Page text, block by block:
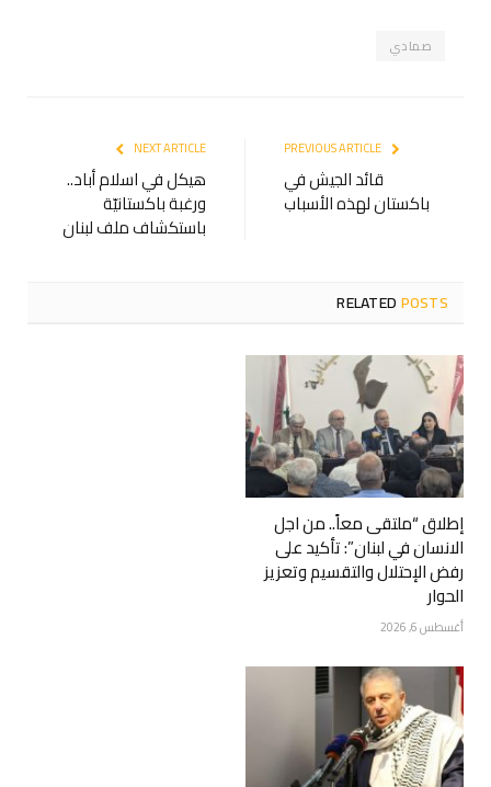
صمادي
قائد الجيش في
باكستان لهذه الأسباب
NEXT ARTICLE
هيكل في اسلام أباد..
ورغبة باكستانيّة
باستكشاف ملف لبنان
RELATEDPOSTS
إطلاق “ملتقى معاً.. من اجل
الانسان في لبنان”: تأكيد على
رفض الإحتلال والتقسيم وتعزيز
الحوار
أغسطس 6, 2026